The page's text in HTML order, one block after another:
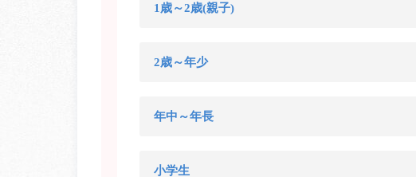
1歳～2歳(親子)
2歳～年少
年中～年長
小学生